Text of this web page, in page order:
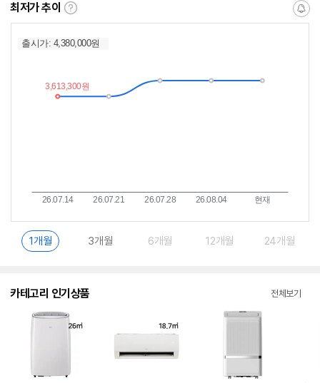
최저가 추이
최
가
알
1개월 3개월 6개월 12개월 24개월
카테고리 인기상품 전체보기